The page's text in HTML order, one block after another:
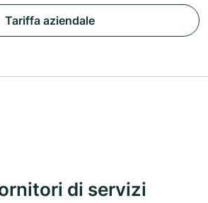
Tariffa aziendale
di servizi